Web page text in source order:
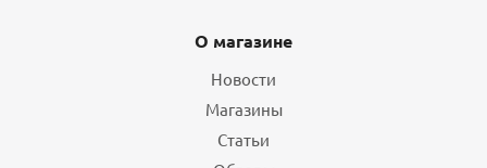
О магазине
Новости
Магазины
Статьи